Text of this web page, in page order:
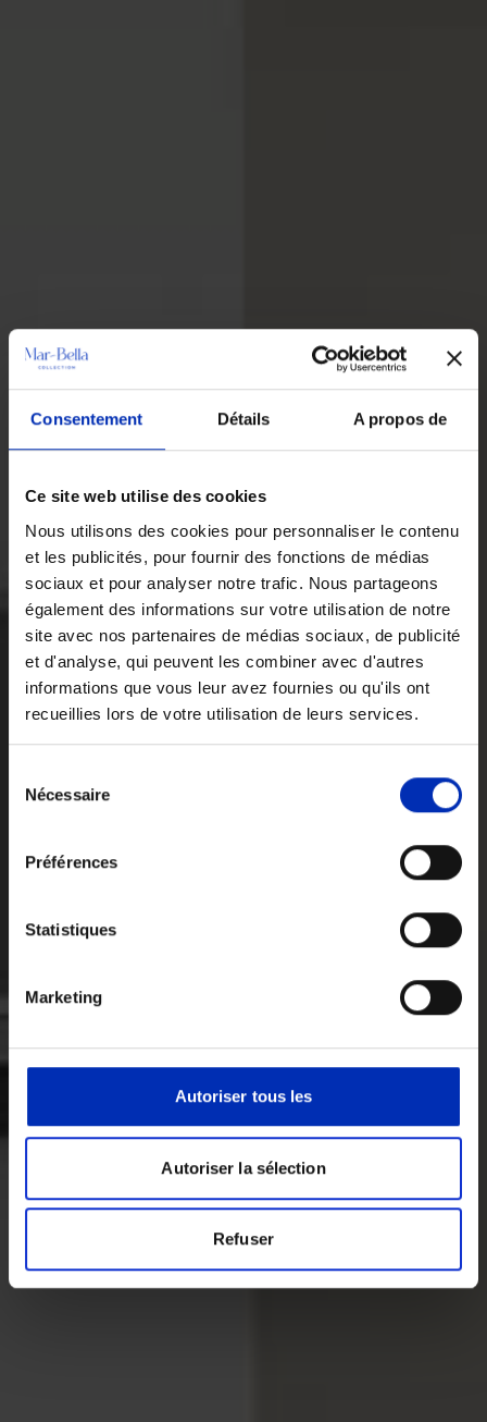
Consentement Détails A propos de
Ce site web utilise des cookies
Nous utilisons des cookies pour personnaliser le contenu
et les publicités, pour fournir des fonctions de médias
sociaux et pour analyser notre trafic. Nous partageons
également des informations sur votre utilisation de notre
site avec nos partenaires de médias sociaux, de publicité
et d'analyse, qui peuvent les combiner avec d'autres
informations que vous leur avez fournies ou qu'ils ont
recueillies lors de votre utilisation de leurs services.
desNécessaire
Préférences
Statistiques
Marketing
Autoriser tous les
Autoriser la sélection
Refuser